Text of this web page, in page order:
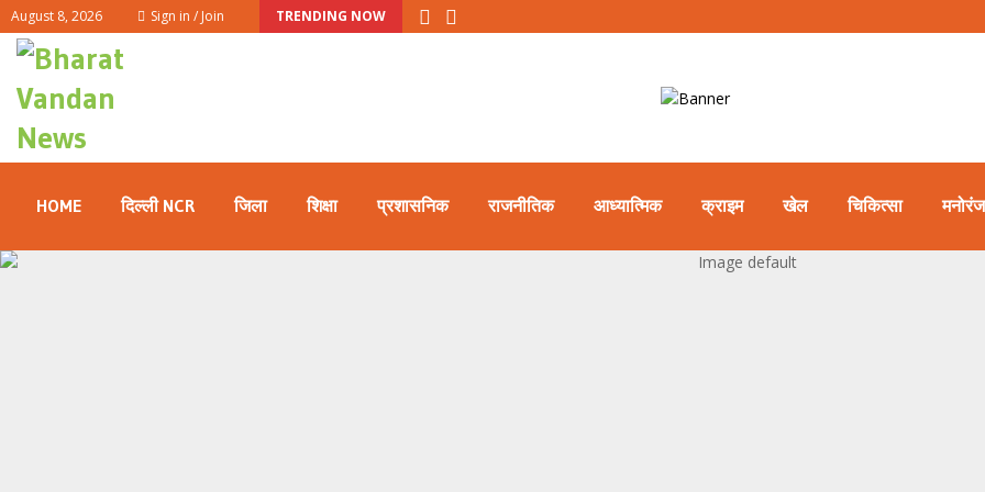
August 8, 2026 Sign in / Join TRENDING NOW
HOME दिल्ली NCR जिला शिक्षा प्रशासनिक राजनीतिक आध्यात्मिक क्राइम खेल चिकित्सा